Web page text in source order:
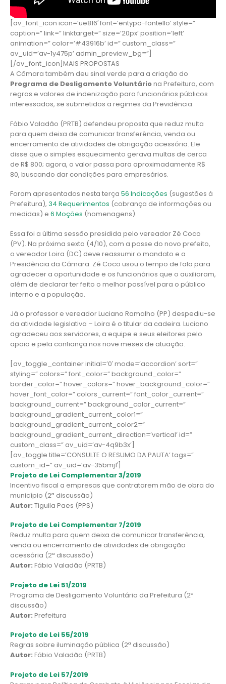
[av_font_icon icon=’ue816′ font=’entypo-fontello’ style=”
caption=” link=” linktarget=” size=’20px’ position=’left’
animation=” color=’#43916b’ id=” custom_class=”
av_uid=’av-1y475p’ admin_preview_bg=”]
[/av_font_icon]MAIS PROPOSTAS
A Câmara também deu sinal verde para a criação do
Programa de Desligamento Voluntáriona Prefeitura, com
regras e valores de indenização para funcionários públicos
interessados, se submetidos a regimes da Previdência.
Fábio Valadão (PRTB) defendeu proposta que reduz multa
para quem deixa de comunicar transferência, venda ou
encerramento de atividades de obrigação acessória. Ele
disse que o simples esquecimento gerava multas de cerca
de R$ 800; agora, o valor passa para aproximadamente R$
80, buscando dar condições para empresários.
Foram apresentados nesta terça 56 Indicações (sugestões à
Prefeitura), 34 Requerimentos (cobrança de informações ou
medidas) e 6 Moções (homenagens).
Essa foi a última sessão presidida pelo vereador Zé Coco
(PV). Na próxima sexta (4/10), com a posse do novo prefeito,
o vereador Loira (DC) deve reassumir o mandato e a
Presidência da Câmara. Zé Coco usou o tempo de fala para
agradecer a oportunidade e os funcionários que o auxiliaram,
além de declarar ter feito o melhor possível para o público
interno e a população.
Já o professor e vereador Luciano Ramalho (PP) despediu-se
da atividade legislativa – Loira é o titular da cadeira. Luciano
agradeceu aos servidores, a equipe e seus eleitores pelo
apoio e pela confiança nos nove meses de atuação.
[av_toggle_container initial=’0′ mode=’accordion’ sort=”
styling=” colors=” font_color=” background_color=”
border_color=” hover_colors=” hover_background_color=”
hover_font_color=” colors_current=” font_color_current=”
background_current=” background_color_current=”
background_gradient_current_color1=”
background_gradient_current_color2=”
background_gradient_current_direction=’vertical’ id=”
custom_class=” av_uid=’av-4q9b3x’]
[av_toggle title=’CONSULTE O RESUMO DA PAUTA’ tags=”
custom_id=” av_uid=’av-35bmj1′]
Projeto de Lei Complementar 3/2019
Incentivo fiscal a empresas que contratarem mão de obra do
município (2ª discussão)
Autor: Tiguila Paes (PPS)
Projeto de Lei Complementar 7/2019
Reduz multa para quem deixa de comunicar transferência,
venda ou encerramento de atividades de obrigação
acessória (2ª discussão)
Autor: Fábio Valadão (PRTB)
Projeto de Lei 51/2019
Programa de Desligamento Voluntário da Prefeitura (2ª
discussão)
Autor: Prefeitura
Projeto de Lei 55/2019
Regras sobre iluminação pública (2ª discussão)
Autor: Fábio Valadão (PRTB)
Projeto de Lei 57/2019